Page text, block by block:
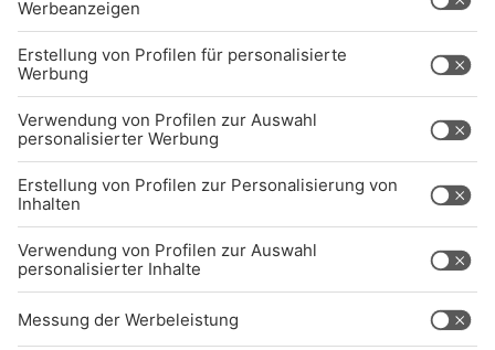
Kontakt
Jobs
Sendeempfang
Über uns
BARRIEREFREIHEIT: WIR ARBEITEN DERZEIT
AKTIV DARAN, UNSERE WEBSITE
BARRIEREFREI ZU GESTALTEN - GEMÄSS D
EN ANFORDERUNGEN DES B
ARRIEREFREIHEITSSTÄRKUNGSGESETZES. W
ENN SIE AUF BARRIEREN STOSSEN ODER UN